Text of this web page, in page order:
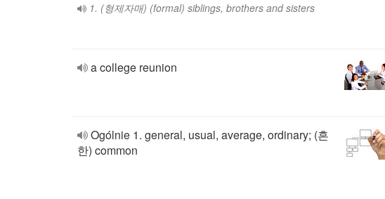
1. (형제자매) (formal) siblings, brothers and sisters
a college reunion
Ogólnie 1. general, usual, average, ordinary; (흔
한) common